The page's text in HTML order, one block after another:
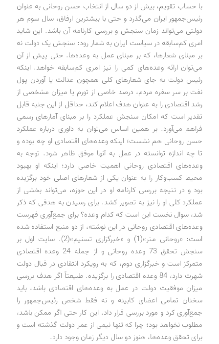
با حساب تقویم، بیش از دو سال از انتخاب حسن روحانی به عنوان
رئیس‌جمهور ایران می‌گذرد و حتی با بیشترین ارفاق، سال سوم هر
دولتی می‌تواند زمان سنجش و بررسی کارنامه آن باشد. این شاید
امری کم‌سابقه در سیاست ایران به شمار رود: سنجش یک دولت نه
بر مبنای شعارها، که بر مبنای عمل به وعده‌ها. حتی پیش از آن
می‌توان ارائه وعده‌های کمی را نیز امری کم‌سابقه خواهد. اینکه
رئیس دولت به جای شعارهای کلی همچون عدالت یا آوردن پول
نفت بر سر سفره مردم، درصد خاصی از تورم یا میزان مشخصی از
رشد اقتصادی را به عنوان هدف اعلام کند، حداقل از این جنبه قابل
‌تقدیر است که امکان سنجش عملکرد را بر مبنای آمارهای رسمی
فراهم می‌آورد. بر همین اساس می‌توان به داوری درباره عملکرد
حسن روحانی هم نشست؛ اینکه وعده‌های اقتصادی او چه بوده و
تا چه اندازه توانسته در عمل به آنها موفق ظاهر شود. توجه به
وعده‌های اقتصادی روحانی اهمیت خاصی دارد؛ اینکه او بهبود
محیط کسب‌و‌کار را به عنوان یکی از شعارهای اصلی خود برگزیده
بود و در نتیجه بررسی کارنامه او در این حوزه، می‌تواند بخشی از
عملکرد کلی او را نیز به تصویر کشد. برای رسیدن به هدفی که ذکر
شد، سوال نخست این است که کدام وعده؟ برای جمع‌آوری فهرست
وعده‌های اقتصادی روحانی در این نوشته، از دو منبع استفاده شده
است: «روحانی متر»(1) و «خبرگزاری تسنیم»(2). سایت اول بر
سنجش تحقق 73 وعده روحانی و از جمله 24 وعده اقتصادی
متمرکز است و خبرگزاری دوم، که به رویکرد انتقادی در قبال دولت
شهرت دارد، 84 وعده اقتصادی را برگزیده. طبیعتاً اگر هدف بررسی
میزان موفقیت دولت در عمل به وعده‌های اقتصادی باشد، باید
سخنان تمامی اعضای کابینه و نه فقط شخص رئیس‌جمهور را
جمع‌آوری کرد و مورد بررسی قرار داد. این کار حتی اگر ممکن باشد،
مطلوب نخواهد بود؛ چرا که تنها نیمی از عمر دولت گذشته است و
برای تحقق وعده‌ها، هنوز دو سال دیگر زمان وجود دارد.